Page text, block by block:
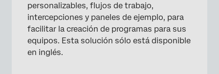
personalizables, flujos de trabajo,
intercepciones y paneles de ejemplo, para
facilitar la creación de programas para sus
equipos. Esta solución sólo está disponible
en inglés.